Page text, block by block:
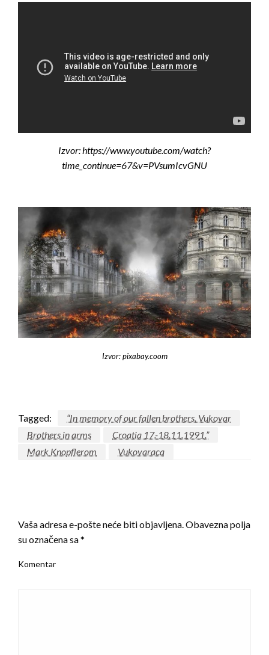
Izvor: https://www.youtube.com/watch?
time_continue=67&v=PVsumIcvGNU
Izvor: pixabay.coom
Tagged:
“In memory of our fallen brothers. Vukovar
Brothers in arms
Croatia 17.-18.11.1991.”
Mark Knopflerom
Vukovaraca
Vaša adresa e-pošte neće biti objavljena.Obavezna polja
su označena sa*
Komentar